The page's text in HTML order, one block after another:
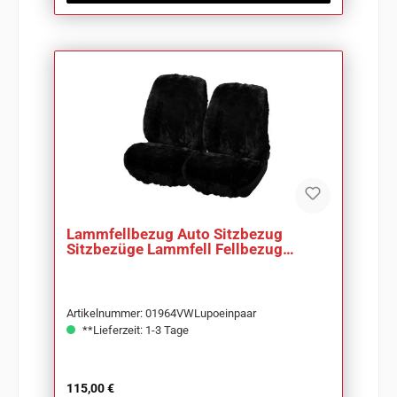
Lammfellbezug Auto Sitzbezug
Sitzbezüge Lammfell Fellbezug
Artikelnummer: 01964VWLupoeinpaar
**Lieferzeit: 1-3 Tage
Regulärer Preis:
115,00 €